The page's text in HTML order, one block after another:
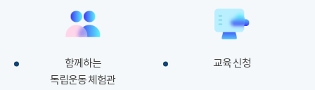
함께하는
독립운동 체험관
교육 신청